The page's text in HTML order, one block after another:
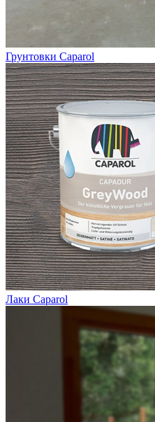
Грунтовки Caparol
Лаки Caparol